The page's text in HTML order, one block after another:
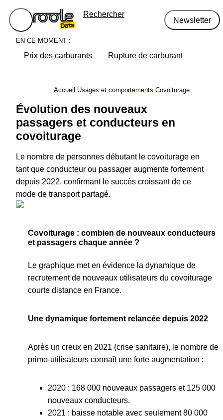
Rechercher
Newsletter
EN CE MOMENT :
Prix des carburants Rupture de carburant
Accueil Usages et comportements Covoiturage
Évolution des nouveaux
passagers et conducteurs en
covoiturage
Le nombre de personnes débutant le covoiturage en
tant que conducteur ou passager augmente fortement
depuis 2022, confirmant le succès croissant de ce
mode de transport partagé.
Covoiturage : combien de nouveaux conducteurs
et passagers chaque année ?
Le graphique met en évidence la dynamique de
recrutement de nouveaux utilisateurs du covoiturage
courte distance en France.
Une dynamique fortement relancée depuis 2022
Après un creux en 2021 (crise sanitaire), le nombre de
primo-utilisateurs connaît une forte augmentation :
2020 : 168 000 nouveaux passagers et 125 000
nouveaux conducteurs.
2021 : baisse notable avec seulement 80 000